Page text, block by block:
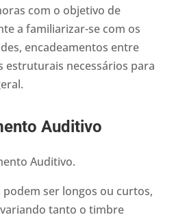
com o objetivo de
a familiarizar-se com os
encadeamentos entre
estruturais necessários para
Auditivo
Auditivo.
podem ser longos ou curtos,
tanto o timbre